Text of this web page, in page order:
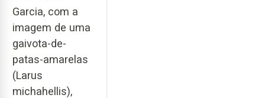
Garcia, com a
imagem de uma
gaivota-de-
patas-amarelas
(Larus
michahellis),